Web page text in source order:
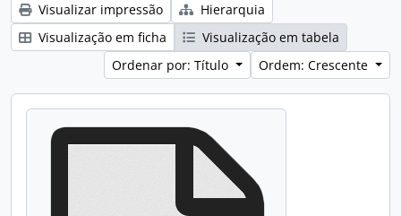
Visualizar impressão
Hierarquia
Visualização em ficha
Visualização em tabela
Ordenar por: Título
Ordem: Crescente